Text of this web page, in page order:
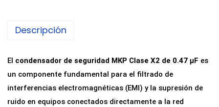
n
a
d
o
r
Descripción
El condensador de seguridad MKP Clase X2 de 0.47 µF es
un componente fundamental para el filtrado de
interferencias electromagnéticas (EMI) y la supresión de
ruido en equipos conectados directamente a la red